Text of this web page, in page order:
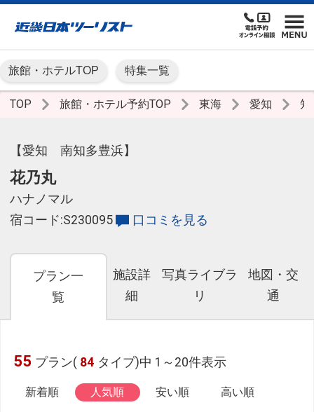
旅館・ホテルTOP 特集一覧
TOP 旅館・ホテル予約TOP 東海 愛知
【愛知 南知多豊浜】
花乃丸
ハナノマル
宿コード:S230095
口コミを見る
プラン一
覧
施設詳
細
写真ライブラ
リ
地図・交
通
55 プラン( 84 タイプ)中 1～20件表示
新着順 人気順 安い順 高い順